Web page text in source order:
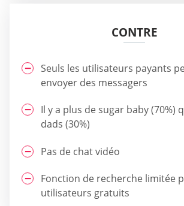
CONTRE
Seuls les utilisateurs payants
envoyer des messagers
Il y a plus de sugar baby (70%)
dads (30%)
Pas de chat vidéo
Fonction de recherche limitée
utilisateurs gratuits